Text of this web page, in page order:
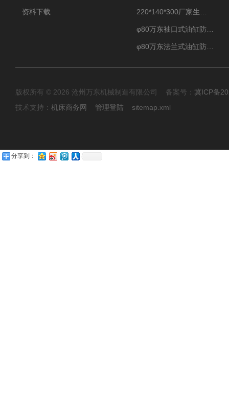
资料下载
版权所有 © 2026 沧州万东机械制造有限公司 备案号： 冀ICP备
技术支持： 机床商务网 管理登陆 sitemap.xml
分享到：